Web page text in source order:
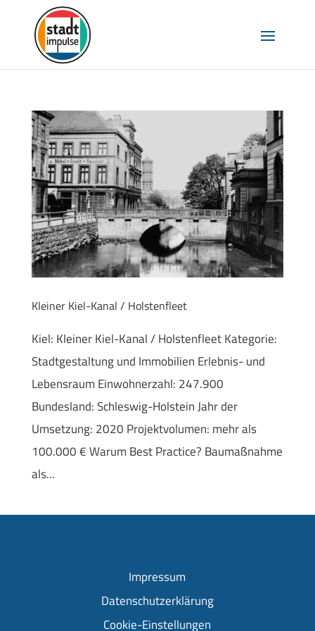
Kleiner Kiel-Kanal / Holstenfleet
Kiel: Kleiner Kiel-Kanal / Holstenfleet Kategorie:
Stadtgestaltung und Immobilien Erlebnis- und
Lebensraum Einwohnerzahl: 247.900
Bundesland: Schleswig-Holstein Jahr der
Umsetzung: 2020 Projektvolumen: mehr als
100.000 € Warum Best Practice? Baumaßnahme
als...
Impressum
Datenschutzerklärung
Cookie-Einstellungen